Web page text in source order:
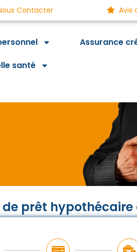
Contacter Avis
Assurance
santé
demain
prêt